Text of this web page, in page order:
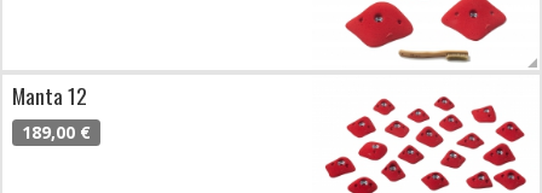
Manta 12
189,00 €